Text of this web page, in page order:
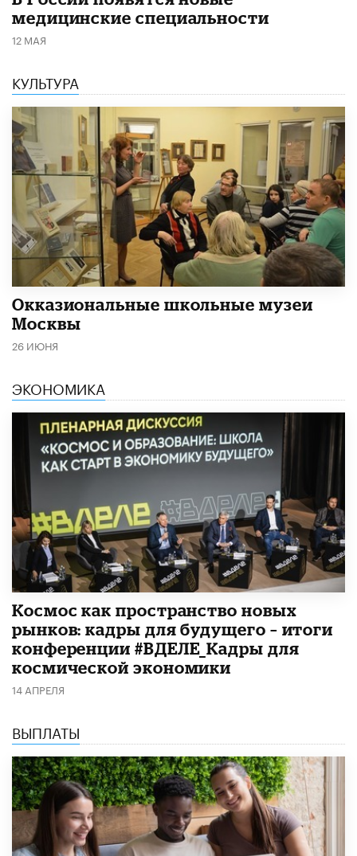
медицинские специальности
12 МАЯ
КУЛЬТУРА
​Окказиональные школьные музеи
Москвы
26 ИЮНЯ
ЭКОНОМИКА
Космос как пространство новых
рынков: кадры для будущего – итоги
конференции #ВДЕЛЕ_Кадры для
космической экономики
14 АПРЕЛЯ
ВЫПЛАТЫ